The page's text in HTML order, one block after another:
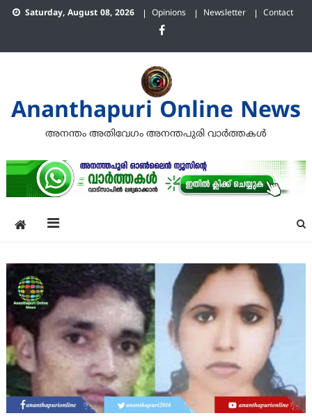
Skip Saturday, August 08, 2026 Opinions Newsletter Contact
Ananthapuri Online News
അനന്തം അതിവേഗം അനന്തപുരി വാര്‍ത്തകള്‍